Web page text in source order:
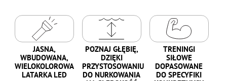
JASNA,
WBUDOWANA,
WIELOKOLOROWA
LATARKA LED
POZNAJ GŁĘBIĘ,
DZIĘKI
PRZYSTOSOWANIU
DO NURKOWANIA
TRENINGI
SIŁOWE
DOPASOWANE
DO SPECYFIKI